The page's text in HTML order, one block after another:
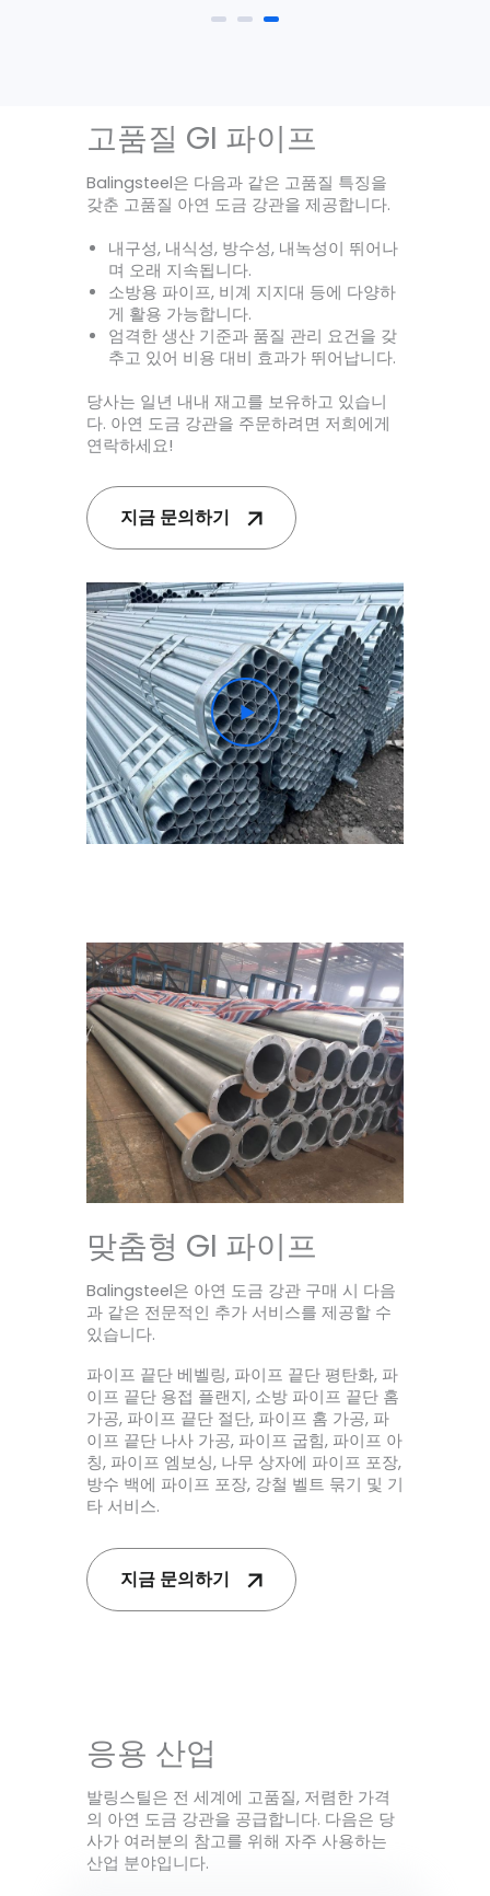
고품질 GI 파이프
Balingsteel은 다음과 같은 고품질 특징을
갖춘 고품질 아연 도금 강관을 제공합니다.
내구성, 내식성, 방수성, 내녹성이 뛰어나
며 오래 지속됩니다.
소방용 파이프, 비계 지지대 등에 다양하
게 활용 가능합니다.
엄격한 생산 기준과 품질 관리 요건을 갖
추고 있어 비용 대비 효과가 뛰어납니다.
당사는 일년 내내 재고를 보유하고 있습니
다. 아연 도금 강관을 주문하려면 저희에게
연락하세요!
지금 문의하기
맞춤형 GI 파이프
Balingsteel은 아연 도금 강관 구매 시 다음
과 같은 전문적인 추가 서비스를 제공할 수
있습니다.
파이프 끝단 베벨링, 파이프 끝단 평탄화, 파
이프 끝단 용접 플랜지, 소방 파이프 끝단 홈
가공, 파이프 끝단 절단, 파이프 홈 가공, 파
이프 끝단 나사 가공, 파이프 굽힘, 파이프 아
칭, 파이프 엠보싱, 나무 상자에 파이프 포장,
방수 백에 파이프 포장, 강철 벨트 묶기 및 기
타 서비스.
지금 문의하기
응용 산업
발링스틸은 전 세계에 고품질, 저렴한 가격
의 아연 도금 강관을 공급합니다. 다음은 당
사가 여러분의 참고를 위해 자주 사용하는
산업 분야입니다.